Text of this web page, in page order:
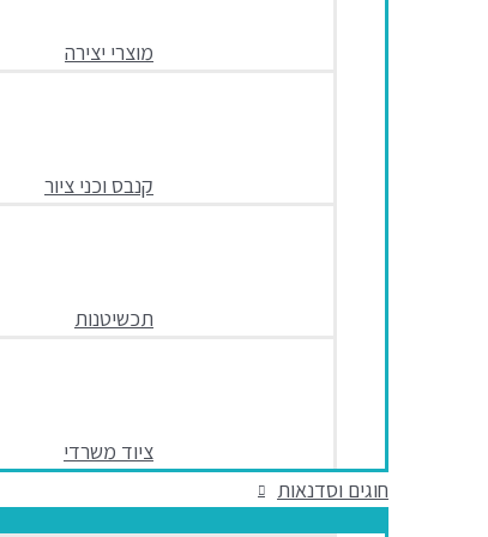
מוצרי יצירה
קנבס וכני ציור
תכשיטנות
ציוד משרדי
חוגים וסדנאות